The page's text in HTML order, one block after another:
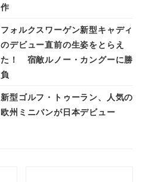
作
フォルクスワーゲン新型キャディ
のデビュー直前の生姿をとらえ
た！ 宿敵ルノー・カングーに勝
負
新型ゴルフ・トゥーラン、人気の
欧州ミニバンが日本デビュー